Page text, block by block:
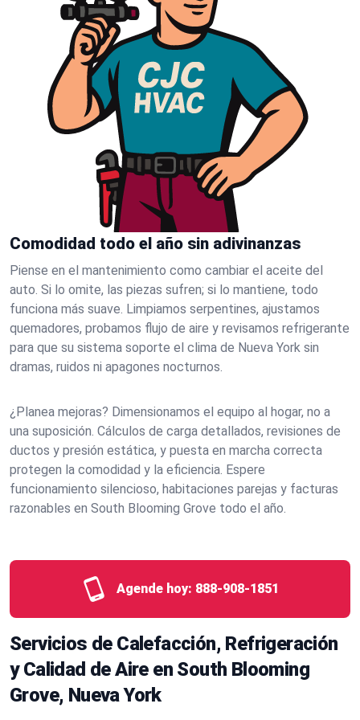
Comodidad todo el año sin adivinanzas
Piense en el mantenimiento como cambiar el aceite del
auto. Si lo omite, las piezas sufren; si lo mantiene, todo
funciona más suave. Limpiamos serpentines, ajustamos
quemadores, probamos flujo de aire y revisamos refrigerante
para que su sistema soporte el clima de Nueva York sin
dramas, ruidos ni apagones nocturnos.
¿Planea mejoras? Dimensionamos el equipo al hogar, no a
una suposición. Cálculos de carga detallados, revisiones de
ductos y presión estática, y puesta en marcha correcta
protegen la comodidad y la eficiencia. Espere
funcionamiento silencioso, habitaciones parejas y facturas
razonables en South Blooming Grove todo el año.
Agende hoy: 888-908-1851
Servicios de Calefacción, Refrigeración
y Calidad de Aire en South Blooming
Grove, Nueva York